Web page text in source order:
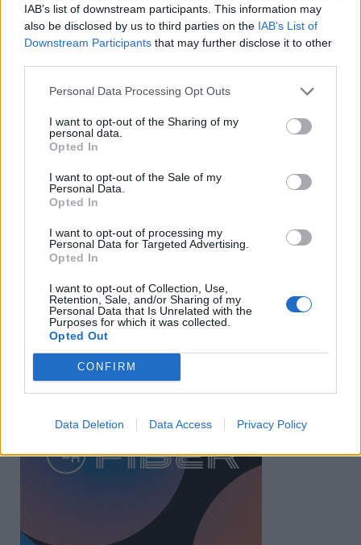
IAB’s list of downstream participants. This information may
also be disclosed by us to third parties on the IAB’s List of
Downstream Participants that may further disclose it to other
Personal Data Processing Opt Outs
I want to opt-out of the Sharing of my
personal data.
Opted In
I want to opt-out of the Sale of my
Personal Data.
Opted In
I want to opt-out of processing my
Personal Data for Targeted Advertising.
Opted In
I want to opt-out of Collection, Use,
Retention, Sale, and/or Sharing of my
Personal Data that Is Unrelated with the
Purposes for which it was collected.
Opted Out
CONFIRM
Data Deletion Data Access Privacy Policy